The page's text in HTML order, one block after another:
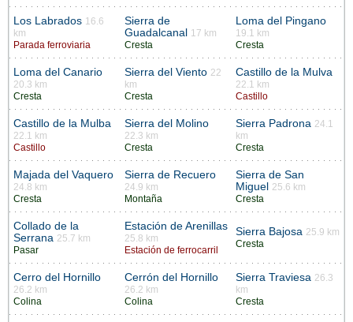
Los Labrados 16.6
km
Parada ferroviaria
Sierra de
Guadalcanal
17 km
Cresta
Loma del Pingano
19.1 km
Cresta
Loma del Canario
20.3 km
Cresta
Sierra del Viento 22
km
Cresta
Castillo de la Mulva
22.1 km
Castillo
Castillo de la Mulba
22.1 km
Castillo
Sierra del Molino
22.3 km
Cresta
Sierra Padrona 24.1
km
Cresta
Majada del Vaquero
24.8 km
Cresta
Sierra de Recuero
24.9 km
Montaña
Sierra de San
Miguel
25.6 km
Cresta
Collado de la
Serrana 25.7 km
Pasar
Estación de Arenillas
25.8 km
Estación de ferrocarril
Sierra Bajosa 25.9 km
Cresta
Cerro del Hornillo
26.2 km
Colina
Cerrón del Hornillo
26.2 km
Colina
Sierra Traviesa 26.3
km
Cresta